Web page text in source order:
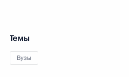
Темы
Вузы